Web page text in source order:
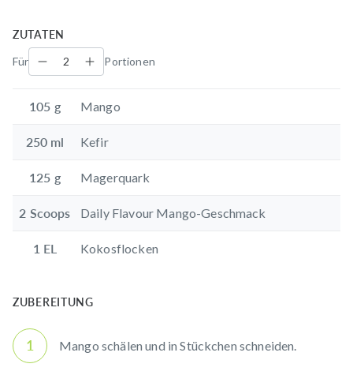
ZUTATEN
Für
Portionen
105 g Mango
250 ml Kefir
125 g Magerquark
2 Scoops Daily Flavour Mango-Geschmack
1 EL Kokosflocken
ZUBEREITUNG
1 Mango schälen und in Stückchen schneiden.